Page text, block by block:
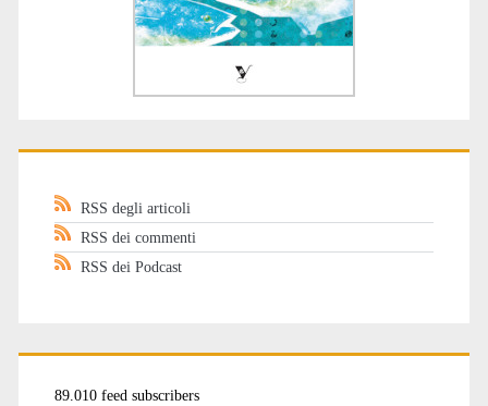
RSS degli articoli
RSS dei commenti
RSS dei Podcast
89.010 feed subscribers